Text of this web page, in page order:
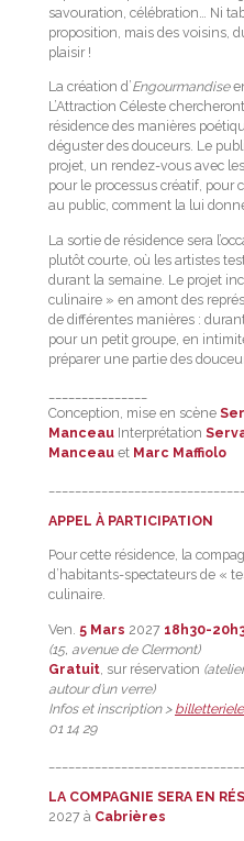
savouration, célébration… Ni
proposition, mais des voisins,
plaisir !
La création d’Engourmandise
L’Attraction Céleste
résidence des manières
déguster des douceurs. Le
projet, un rendez-vous avec
pour le processus créatif, pour
au public, comment la lui
La sortie de résidence sera
plutôt courte, où les artistes
durant la semaine. Le projet
culinaire » en amont des
de différentes manières :
pour un petit groupe, en
préparer une partie des
Conception, mise en scène
Manceau Interprétation
Manceau et Marc Maffiolo
APPEL À PARTICIPATION
Pour cette résidence, la
d’habitants-spectateurs de «
culinaire.
Ven. 5 Mars 2027 18h30-
(15, avenue de Clermont)
Gratuit , sur réservation
autour d’un verre)
Infos et inscription >
01 14 29
LA COMPAGNIE SERA EN
2027 à Cabrières